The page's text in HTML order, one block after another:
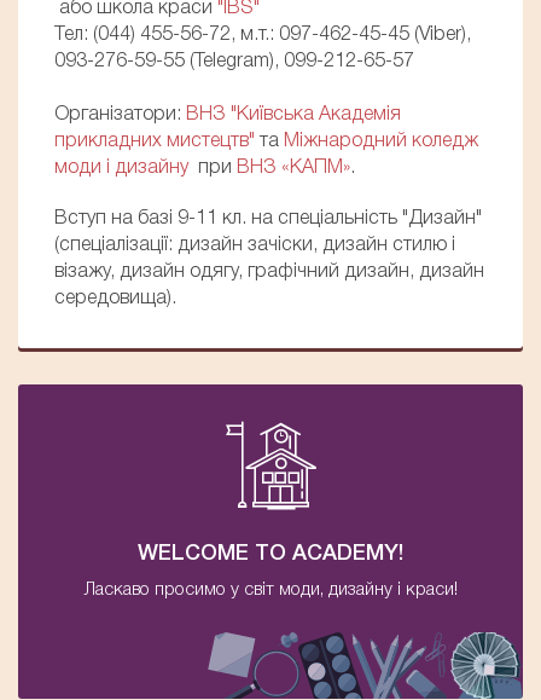
або школа краси "IBS"
Тел: (044) 455-56-72, м.т.: 097-462-45-45 (Viber),
093-276-59-55 (Telegram), 099-212-65-57
Організатори: ВНЗ "Київська Академія
прикладних мистецтв" та Міжнародний коледж
моди і дизайну
при ВНЗ «КАПМ».
Вступ на базі 9-11 кл. на спеціальність "Дизайн"
(спеціалізації: дизайн зачіски, дизайн стилю і
візажу, дизайн одягу, графічний дизайн, дизайн
середовища).
WELCOME TO ACADEMY!
Ласкаво просимо у світ моди, дизайну і краси!